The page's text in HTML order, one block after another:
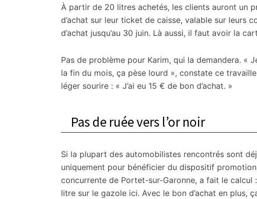
À partir de 20 litres achetés, les clients auront un
d’achat sur leur ticket de caisse, valable sur leurs
d’achat jusqu’au 30 juin. Là aussi, il faut avoir la
Pas de problème pour Karim, qui la demandera. «
la fin du mois, ça pèse lourd », constate ce
léger sourire : « J’ai eu 15 € de bon d’achat. »
Pas de ruée vers l’or noir
Si la plupart des automobilistes rencontrés sont
uniquement pour bénéficier du dispositif
concurrente de Portet-sur-Garonne, a fait le
litre sur le gazole ici. Avec le bon d’achat en plus,